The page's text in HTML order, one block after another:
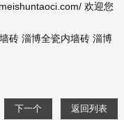
欢迎您
砖 淄博全瓷内墙砖 淄博
下一个 返回列表